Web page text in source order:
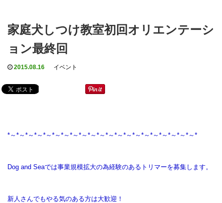
a
家庭犬しつけ教室初回オリエンテーシ
ョン最終回
2015.08.16 イベント
*～*～*～*～*～*～*～*～*～*～*～*～*～*～*～*～*～*～*～*～*～*
Dog and Seaでは事業規模拡大の為経験のあるトリマーを募集します。
新人さんでもやる気のある方は大歓迎！